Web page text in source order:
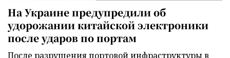
На Украине предупредили об
удорожании китайской электроники
после ударов по портам
После разрушения портовой инфраструктуры в